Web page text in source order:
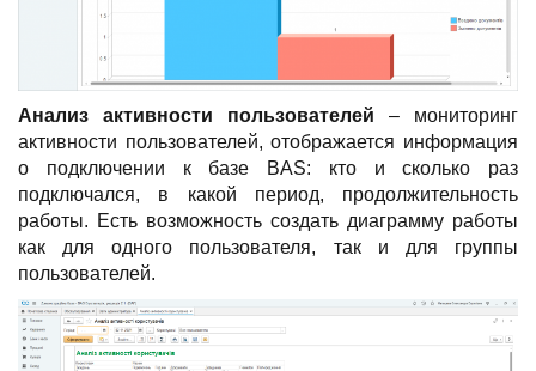
Анализ активности пользователей – мониторинг
активности пользователей, отображается информация
о подключении к базе BAS: кто и сколько раз
подключался, в какой период, продолжительность
работы. Есть возможность создать диаграмму работы
как для одного пользователя, так и для группы
пользователей.